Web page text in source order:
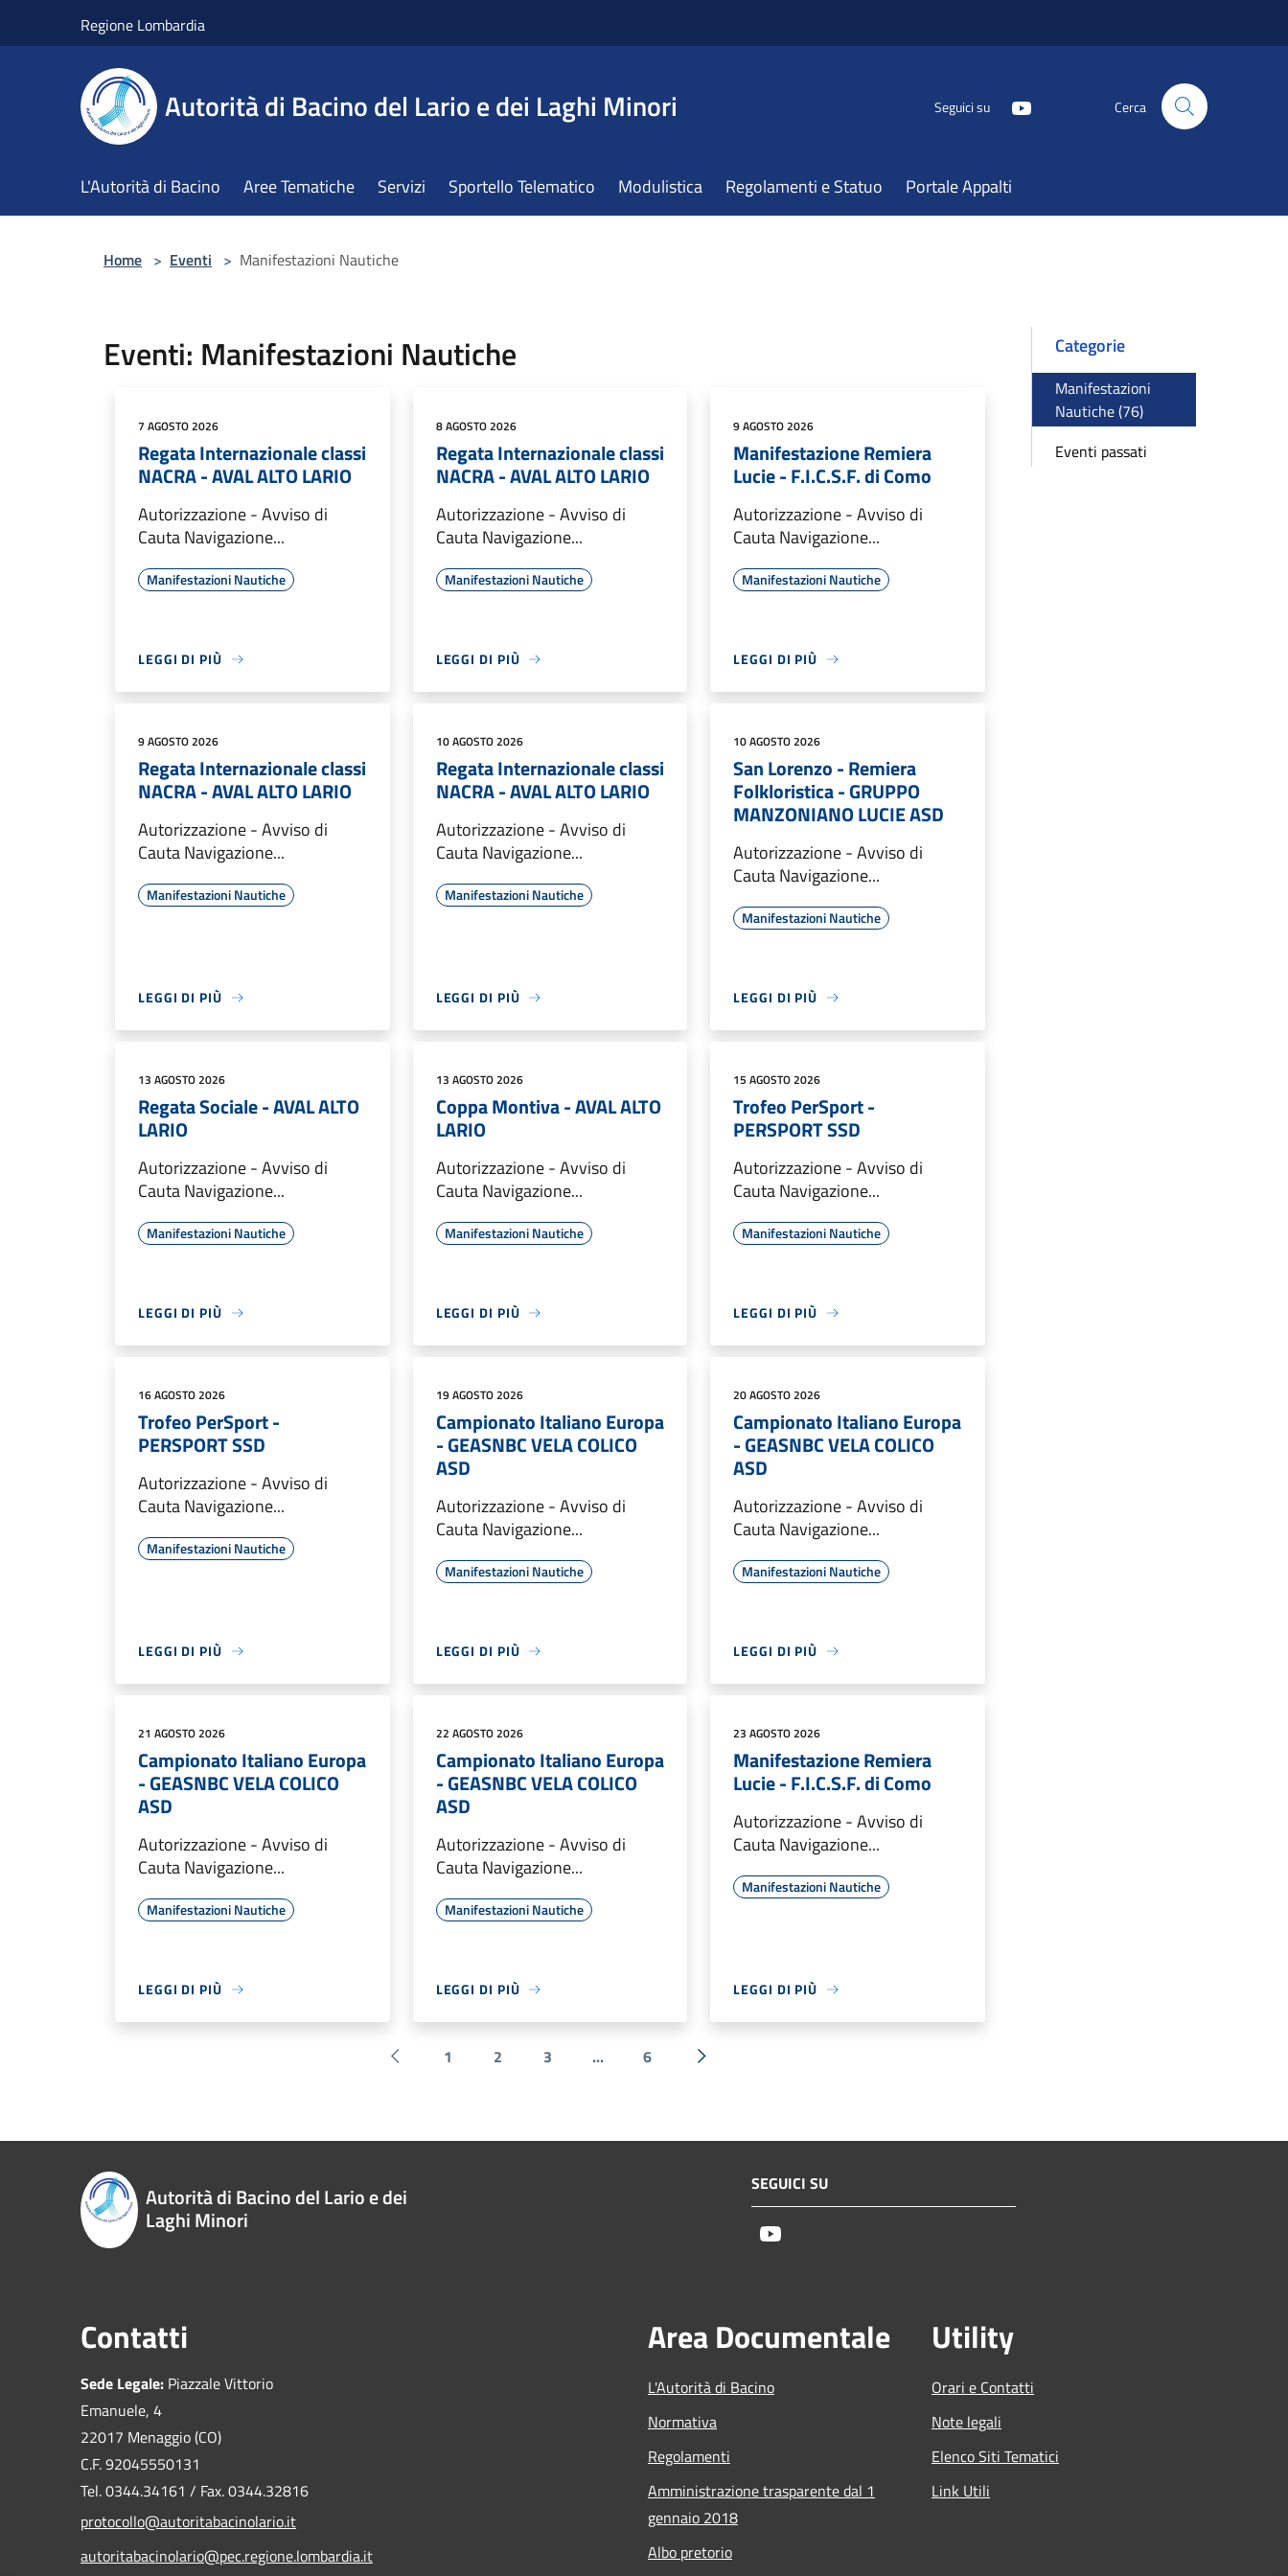
Regione Lombardia
Autorità di Bacino del Lario e dei Laghi Minori Seguici su Cerca
L'Autorità di Bacino Aree Tematiche Servizi Sportello Telematico Modulistica Regolamenti e Statuo Portale Appalti
Home > Eventi > Manifestazioni Nautiche
Eventi: Manifestazioni Nautiche
7 AGOSTO 2026
Regata Internazionale classi
NACRA - AVAL ALTO LARIO
Autorizzazione - Avviso di
Cauta Navigazione...
Manifestazioni Nautiche
LEGGI DI PIÙ
8 AGOSTO 2026
Regata Internazionale classi
NACRA - AVAL ALTO LARIO
Autorizzazione - Avviso di
Cauta Navigazione...
Manifestazioni Nautiche
LEGGI DI PIÙ
9 AGOSTO 2026
Manifestazione Remiera
Lucie - F.I.C.S.F. di Como
Autorizzazione - Avviso di
Cauta Navigazione...
Manifestazioni Nautiche
LEGGI DI PIÙ
9 AGOSTO 2026
Regata Internazionale classi
NACRA - AVAL ALTO LARIO
Autorizzazione - Avviso di
Cauta Navigazione...
Manifestazioni Nautiche
LEGGI DI PIÙ
10 AGOSTO 2026
Regata Internazionale classi
NACRA - AVAL ALTO LARIO
Autorizzazione - Avviso di
Cauta Navigazione...
Manifestazioni Nautiche
LEGGI DI PIÙ
10 AGOSTO 2026
San Lorenzo - Remiera
Folkloristica - GRUPPO
MANZONIANO LUCIE ASD
Autorizzazione - Avviso di
Cauta Navigazione...
Manifestazioni Nautiche
LEGGI DI PIÙ
13 AGOSTO 2026
Regata Sociale - AVAL ALTO
LARIO
Autorizzazione - Avviso di
Cauta Navigazione...
Manifestazioni Nautiche
LEGGI DI PIÙ
13 AGOSTO 2026
Coppa Montiva - AVAL ALTO
LARIO
Autorizzazione - Avviso di
Cauta Navigazione...
Manifestazioni Nautiche
LEGGI DI PIÙ
15 AGOSTO 2026
Trofeo PerSport -
PERSPORT SSD
Autorizzazione - Avviso di
Cauta Navigazione...
Manifestazioni Nautiche
LEGGI DI PIÙ
16 AGOSTO 2026
Trofeo PerSport -
PERSPORT SSD
Autorizzazione - Avviso di
Cauta Navigazione...
Manifestazioni Nautiche
LEGGI DI PIÙ
19 AGOSTO 2026
Campionato Italiano Europa
- GEASNBC VELA COLICO
ASD
Autorizzazione - Avviso di
Cauta Navigazione...
Manifestazioni Nautiche
LEGGI DI PIÙ
20 AGOSTO 2026
Campionato Italiano Europa
- GEASNBC VELA COLICO
ASD
Autorizzazione - Avviso di
Cauta Navigazione...
Manifestazioni Nautiche
LEGGI DI PIÙ
21 AGOSTO 2026
Campionato Italiano Europa
- GEASNBC VELA COLICO
ASD
Autorizzazione - Avviso di
Cauta Navigazione...
Manifestazioni Nautiche
LEGGI DI PIÙ
22 AGOSTO 2026
Campionato Italiano Europa
- GEASNBC VELA COLICO
ASD
Autorizzazione - Avviso di
Cauta Navigazione...
Manifestazioni Nautiche
LEGGI DI PIÙ
23 AGOSTO 2026
Manifestazione Remiera
Lucie - F.I.C.S.F. di Como
Autorizzazione - Avviso di
Cauta Navigazione...
Manifestazioni Nautiche
LEGGI DI PIÙ
Pagina precedente
1 2 3 ... 6
Successiva »
Categorie
Manifestazioni
Nautiche (76)
Eventi passati
Autorità di Bacino del Lario e dei
Laghi Minori
SEGUICI SU
Contatti
Sede Legale: Piazzale Vittorio
Emanuele, 4
22017 Menaggio (CO)
C.F. 92045550131
Tel. 0344.34161 / Fax. 0344.32816
protocollo@autoritabacinolario.it
autoritabacinolario@pec.regione.lombardia.it
Area Documentale
L'Autorità di Bacino
Normativa
Regolamenti
Amministrazione trasparente dal 1
gennaio 2018
Albo pretorio
Utility
Orari e Contatti
Note legali
Elenco Siti Tematici
Link Utili